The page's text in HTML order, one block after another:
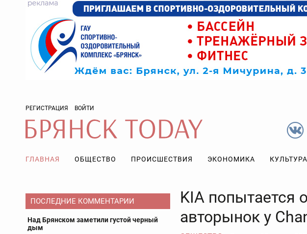
РЕГИСТРАЦИЯ ВОЙТИ
ГЛАВНАЯ ОБЩЕСТВО ПРОИСШЕСТВИЯ ЭКОНОМИКА КУЛЬТУРА
ПОСЛЕДНИЕ КОММЕНТАРИИ
Над Брянском заметили густой черный
дым
KIA попытается
авторынок у